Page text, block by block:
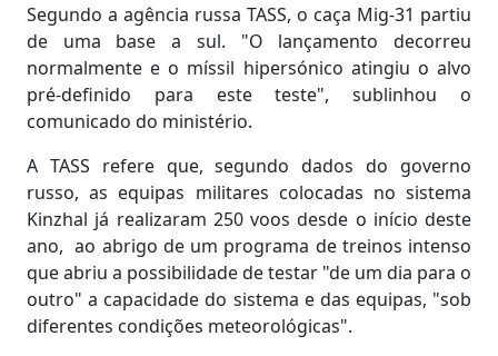
Segundo a agência russa TASS, o caça Mig-31 partiu
de uma base a sul. "O lançamento decorreu
normalmente e o míssil hipersónico atingiu o alvo
pré-definido para este teste", sublinhou o
comunicado do ministério.
A TASS refere que, segundo dados do governo
russo, as equipas militares colocadas no sistema
Kinzhal já realizaram 250 voos desde o início deste
ano, ao abrigo de um programa de treinos intenso
que abriu a possibilidade de testar "de um dia para o
outro" a capacidade do sistema e das equipas, "sob
diferentes condições meteorológicas".